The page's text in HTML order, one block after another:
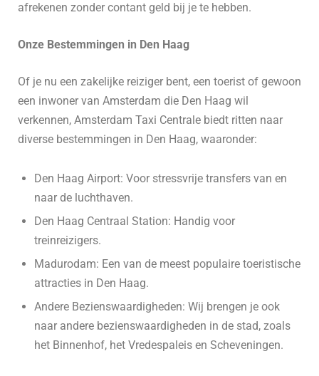
afrekenen zonder contant geld bij je te hebben.
Onze Bestemmingen in Den Haag
Of je nu een zakelijke reiziger bent, een toerist of gewoon
een inwoner van Amsterdam die Den Haag wil
verkennen, Amsterdam Taxi Centrale biedt ritten naar
diverse bestemmingen in Den Haag, waaronder:
Den Haag Airport: Voor stressvrije transfers van en
naar de luchthaven.
Den Haag Centraal Station: Handig voor
treinreizigers.
Madurodam: Een van de meest populaire toeristische
attracties in Den Haag.
Andere Bezienswaardigheden: Wij brengen je ook
naar andere bezienswaardigheden in de stad, zoals
het Binnenhof, het Vredespaleis en Scheveningen.